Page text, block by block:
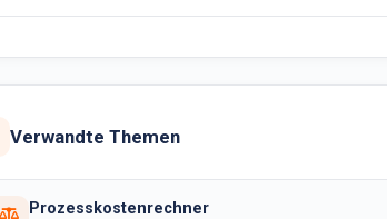
Verwandte Themen
Prozesskostenrechner